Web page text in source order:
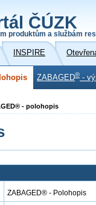
ČÚZK
produktům a službám
INSPIRE
ZABAGED® -
- polohopis
ZABAGED® - Polohopis